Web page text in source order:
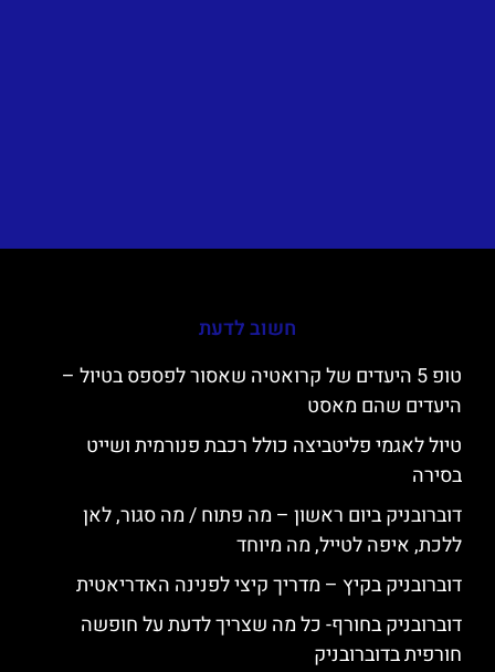
חשוב לדעת
טופ 5 היעדים של קרואטיה שאסור לפספס בטיול –
היעדים שהם מאסט
טיול לאגמי פליטביצה כולל רכבת פנורמית ושייט
בסירה
דוברובניק ביום ראשון – מה פתוח / מה סגור, לאן
ללכת, איפה לטייל, מה מיוחד
דוברובניק בקיץ – מדריך קיצי לפנינה האדריאטית
דוברובניק בחורף- כל מה שצריך לדעת על חופשה
חורפית בדוברובניק